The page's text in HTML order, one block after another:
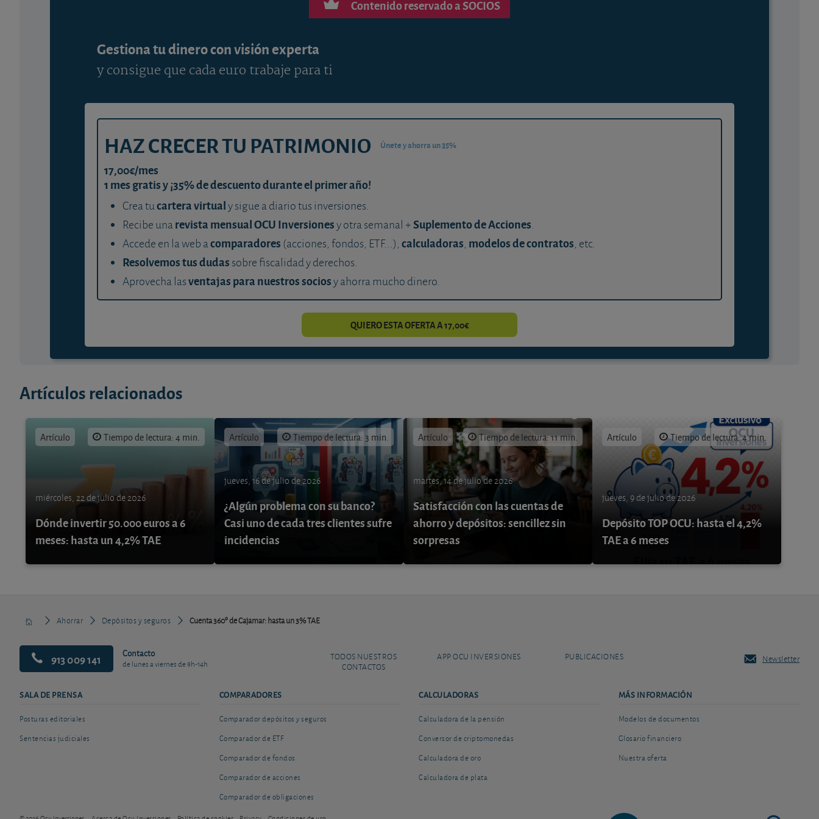
Contenido reservado a SOCIOS
Gestiona tu dinero con visión experta
y consigue que cada euro trabaje para ti
HAZ CRECER TU PATRIMONIO Únete y ahorra un 35%
17,00€/mes
1 mes gratis y ¡35% de descuento durante el primer año!
Crea tucartera virtualy sigue a diario tus inversiones.
Recibe unarevista mensual OCU Inversionesy otra semanal +Suplemento de Acciones.
Accede en la web acomparadores (acciones, fondos, ETF...), calculadoras, modelos de contratos, etc.
Resolvemos tus dudas sobre fiscalidad y derechos.
Aprovecha lasventajas para nuestros sociosy ahorra mucho dinero.
QUIERO ESTA OFERTA A 17,00€
Artículos relacionados
Artículo Tiempo de lectura: 4 min.
miércoles, 22 de julio de 2026
Dónde invertir 50.000 euros a 6
meses: hasta un 4,2% TAE
Artículo Tiempo de lectura: 3 min.
jueves, 16 de julio de 2026
¿Algún problema con su banco?
Casi uno de cada tres clientes sufre
incidencias
Artículo Tiempo de lectura: 11 min.
martes, 14 de julio de 2026
Satisfacción con las cuentas de
ahorro y depósitos: sencillez sin
sorpresas
Artículo Tiempo de lectura: 4 min.
jueves, 9 de julio de 2026
Depósito TOP OCU: hasta el 4,2%
TAE a 6 meses
Ahorrar Depósitos y seguros Cuenta 360º de Cajamar: hasta un 3% TAE
913 009 141 Contacto
de lunes a viernes de 9h-14h
TODOS NUESTROS
CONTACTOS
APP OCU INVERSIONES PUBLICACIONES Newsletter
SALA DE PRENSA
Posturas editoriales
Sentencias judiciales
COMPARADORES
Comparador depósitos y seguros
Comparador de ETF
Comparador de fondos
Comparador de acciones
Comparador de obligaciones
CALCULADORAS
Calculadora de la pensión
Conversor de criptomonedas
Calculadora de oro
Calculadora de plata
MÁS INFORMACIÓN
Modelos de documentos
Glosario financiero
Nuestra oferta